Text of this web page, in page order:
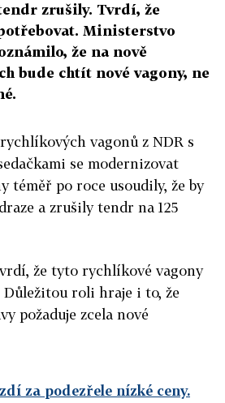
zrušily. Tvrdí, že
Ministerstvo
že na nově
bude chtít nové vagony, ne
vagonů z NDR s
se modernizovat
téměř po roce usoudily, že by
a zrušily tendr na 125
že tyto rychlíkové vagony
Důležitou roli hraje i to, že
požaduje zcela nové
za podezřele nízké ceny.